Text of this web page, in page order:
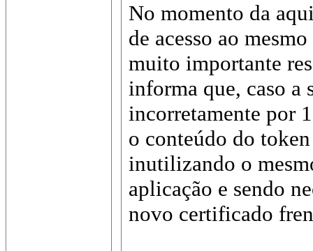
No momento da
de acesso ao
muito importante
informa que, caso a
incorretamente por
o conteúdo do
inutilizando o
aplicação e sendo
novo certificado